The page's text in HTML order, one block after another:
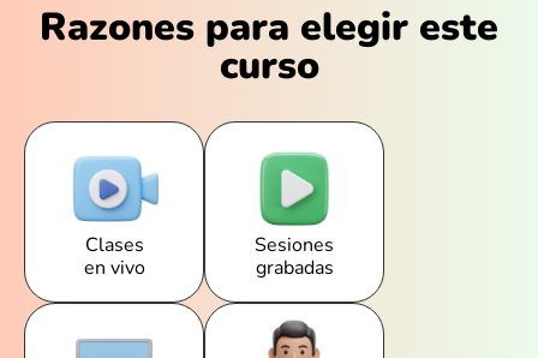
Razones para elegir este
curso
Clases
en vivo
Sesiones
grabadas